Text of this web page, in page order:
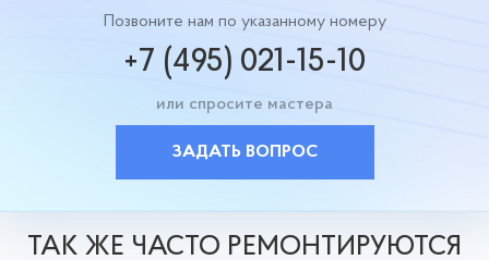
Позвоните нам по указанному номеру
+7 (495) 021-15-10
или спросите мастера
ЗАДАТЬ ВОПРОС
ТАК ЖЕ ЧАСТО РЕМОНТИРУЮТСЯ